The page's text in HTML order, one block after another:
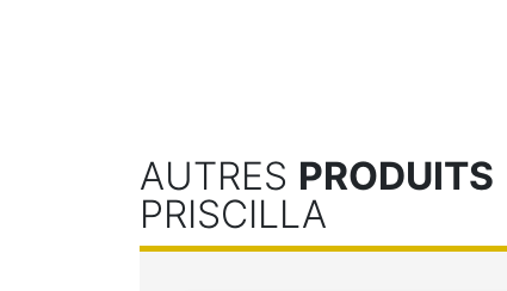
AUTRES PRODUITS
PRISCILLA